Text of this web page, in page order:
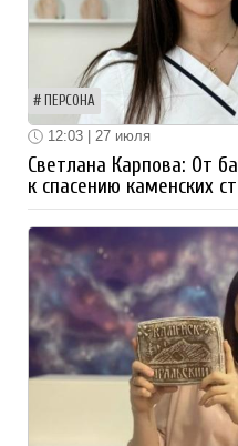
ПЕРСОНА
12:03 | 27 июля
Светлана Карпова: От
к спасению каменских